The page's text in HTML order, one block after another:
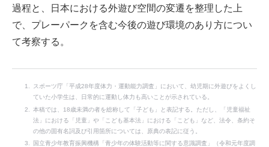
過程と、日本における外遊び空間の変遷を整理した上
で、プレーパークを含む今後の遊び環境のあり方につい
て考察する。
スポーツ庁「平成28年度体力・運動能力調査」において、幼児期に外遊びをよくし
ていた小学生は、日常的に運動し体力も高いことが示されている。
本稿では、18歳未満の者を総称して「子ども」と表記する。ただし、「児童福祉
法」における「児童」や「こども基本法」における「こども」など、法令、条約そ
の他の固有名詞及び引用箇所については、原典の表記に従う。
国立青少年教育振興機構「青少年の体験活動等に関する意識調査」（令和元年度調